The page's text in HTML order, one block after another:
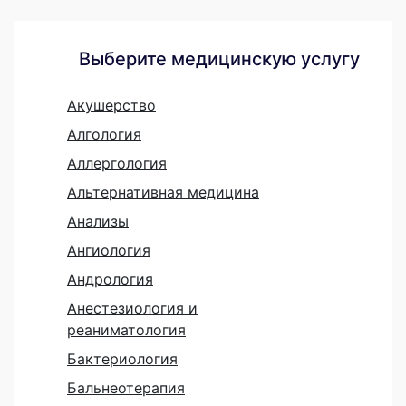
Выберите медицинскую услугу
Акушерство
Алгология
Аллергология
Альтернативная медицина
Анализы
Ангиология
Андрология
Анестезиология и
реаниматология
Бактериология
Бальнеотерапия